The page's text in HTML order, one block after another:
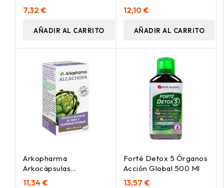
Alcachofa, 40 Cápsulas
7,32 €
AÑADIR AL CARRITO
Piña, 10 Uds
12,10 €
AÑADIR AL CARRITO
Arkopharma
Arkocápsulas
Alcachofa, 80 Cápsulas
11,34 €
Forté Detox 5 Órganos
Acción Global 500 Ml
13,57 €